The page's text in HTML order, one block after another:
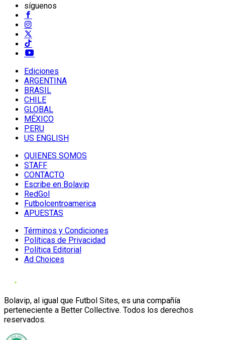
síguenos
Ediciones
ARGENTINA
BRASIL
CHILE
GLOBAL
MÉXICO
PERU
US ENGLISH
QUIENES SOMOS
STAFF
CONTACTO
Escribe en Bolavip
RedGol
Futbolcentroamerica
APUESTAS
Términos y Condiciones
Políticas de Privacidad
Política Editorial
Ad Choices
Bolavip, al igual que Futbol Sites, es una compañía
perteneciente a Better Collective. Todos los derechos
reservados.